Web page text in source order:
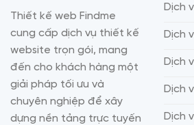
Thiết kế web Findme
cung cấp dịch vụ thiết kế
website trọn gói, mang
đến cho khách hàng một
giải pháp tối ưu và
chuyên nghiệp để xây
dựng nền tảng trực tuyến
Dịch
Dịch
Dịch
Dịch
Dịch